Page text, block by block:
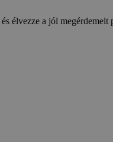
élvezze a jól megérdemelt